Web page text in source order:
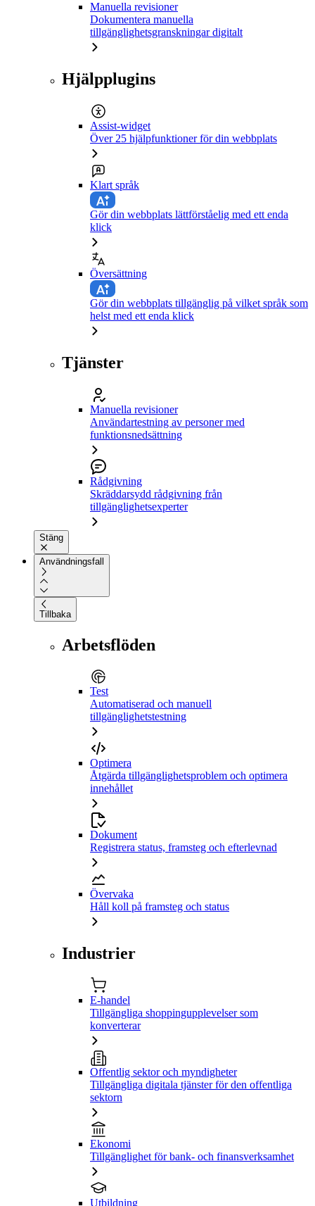
Manuella revisioner
Dokumentera manuella
tillgänglighetsgranskningar digitalt
Hjälpplugins
Assist-widget
Över 25 hjälpfunktioner för din webbplats
Klart språk
Gör din webbplats lättförståelig med ett enda
klick
Översättning
Gör din webbplats tillgänglig på vilket språk som
helst med ett enda klick
Tjänster
Manuella revisioner
Användartestning av personer med
funktionsnedsättning
Rådgivning
Skräddarsydd rådgivning från
tillgänglighetsexperter
Stäng
Användningsfall
Tillbaka
Arbetsflöden
Test
Automatiserad och manuell
tillgänglighetstestning
Optimera
Åtgärda tillgänglighetsproblem och optimera
innehållet
Dokument
Registrera status, framsteg och efterlevnad
Övervaka
Håll koll på framsteg och status
Industrier
E-handel
Tillgängliga shoppingupplevelser som
konverterar
Offentlig sektor och myndigheter
Tillgängliga digitala tjänster för den offentliga
sektorn
Ekonomi
Tillgänglighet för bank- och finansverksamhet
Utbildning